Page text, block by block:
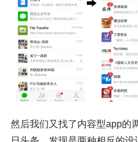
然后我们又找了内容型app的